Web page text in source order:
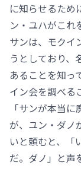
に知らせるため
ン・ユハがこれ
サンは、モクイ
うとしており、
あることを知っ
イン会を調べる
「サンが本当
が、ユン・ダノ
いと頼むと、「
だ。ダノ」と声